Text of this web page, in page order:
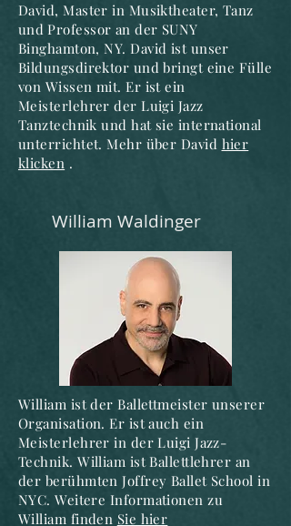
David, Master in Musiktheater, Tanz
und Professor an der SUNY
Binghamton, NY. David ist unser
Bildungsdirektor und bringt eine Fülle
von Wissen mit. Er ist ein
Meisterlehrer der Luigi Jazz
Tanztechnik und hat sie international
unterrichtet. Mehr über David hier
klicken .
William Waldinger
William ist der Ballettmeister unserer
Organisation. Er ist auch ein
Meisterlehrer in der Luigi Jazz-
Technik. William ist Ballettlehrer an
der berühmten Joffrey Ballet School in
NYC. Weitere Informationen zu
William finden Sie hier